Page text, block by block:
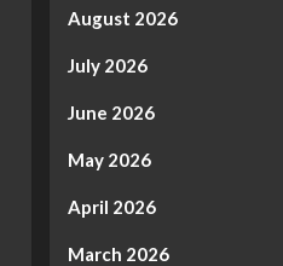
August 2026
July 2026
June 2026
May 2026
April 2026
March 2026